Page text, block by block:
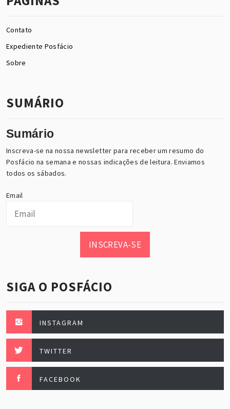
Contato
Expediente Posfácio
Sobre
SUMÁRIO
Sumário
Inscreva-se na nossa newsletter para receber um resumo do
Posfácio na semana e nossas indicações de leitura. Enviamos
todos os sábados.
Email
INSCREVA-SE
SIGA O POSFÁCIO
INSTAGRAM
TWITTER
FACEBOOK